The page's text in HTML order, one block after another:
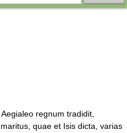
Aegialeo regnum tradidit
maritus quae et Isis dicta varias